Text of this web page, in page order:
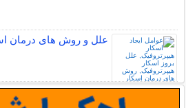
علل و روش های درمان